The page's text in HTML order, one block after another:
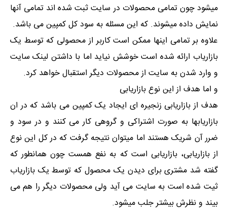
میشود چون تمامی محصولات در سایت ثبت شده اند تمامی آنها
نمایش داده میشوند. که این مسئله به سود کل کمپین می باشد.
علاوه بر تمامی اینها ممکن است کاربر از محصولی که توسط یک
بازاریاب ارائه شده است خوشش نیاید اما با داشتن لینک سایت
و وارد شدن به سایت از محصولات دیگر استقبال خواهد کرد.
و اما هدف از این نوع بازاریابی
هدف از بازاریابی زنجیره ای ایجاد یک کمپین می باشد که در ان
بازاریابها به صورت اشتراکی و گروهی کار می کنند و در سود و
ضرر آن شریک هستند اما میتوان نتیجه گرفت که در کل این نوع
از بازاریابی، بازاریابی است که به نفع همست چون همانطور که
گفته شد مشتری برای دیدن یک محصول که توسط یک بازاریاب
ثیت شده است به سایت می آید ولی محصولات دیگر را هم می
بیند و نظرش بیشتر جلب میشود.